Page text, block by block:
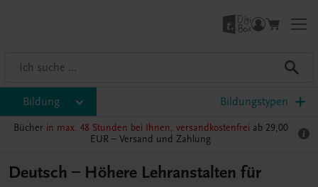
Bildung Bildungstypen
Bücher in max. 48 Stunden bei Ihnen, versandkostenfrei ab 29,00
EUR – Versand und Zahlung
Deutsch – Höhere Lehranstalten für